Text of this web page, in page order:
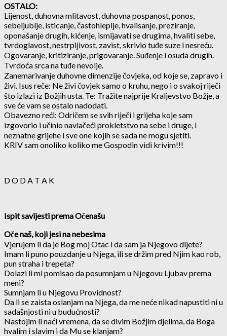
OSTALO:
Lijenost, duhovna mlitavost, duhovna pospanost, ponos,
sebeljublje, isticanje, častohleplje, hvalisanje, preziranje,
oponašanje drugih, kićenje, ismijavati se drugima, hvaliti sebe,
tvrdoglavost, nestrpljivost, zavist, skrivio tuđe suze i nesreću.
Ogovaranje, kritiziranje, prigovaranje. Suđenje i osuda drugih.
Tvrdoća srca na tuđe nevolje.
Zanemarivanje duhovne dimenzije čovjeka, od koje se, zapravo i
živi. Isus reče: Ne živi čovjek samo o kruhu, nego i o svakoj riječi
što izlazi iz Božjih usta. Te: Tražite najprije Kraljevstvo Božje, a
sve će vam se ostalo nadodati.
Obavezno reći: Odričem se svih riječi i grijeha koje sam
izgovorio i učinio navlačeći prokletstvo na sebe i druge, i
neznatne grijehe i sve one kojih se sada ne mogu sjetiti.
KRIV sam onoliko koliko me Gospodin vidi krivim!!!
D O D A T A K
Ispit savijesti prema Očenašu
Oče naš, koji jesi na nebesima
Vjerujem li da je Bog moj Otac i da sam ja Njegovo dijete?
Imam li puno pouzdanje u Njega, ili se držim pred Njim kao rob,
pun straha i trepeta?
Dolazi li mi pomisao da po­sumnjam u Njegovu Ljubav prema
meni?
Sumnjam li u Njegovu Providnost?
Da li se zaista oslanjam na Njega, da me neće nikad napustiti ni u
sadašnjosti ni u budućnosti?
Nastojim li naći vremena, da se divim Bož­jim djelima, da Boga
hvalim i slavim i da Mu se klanjam?